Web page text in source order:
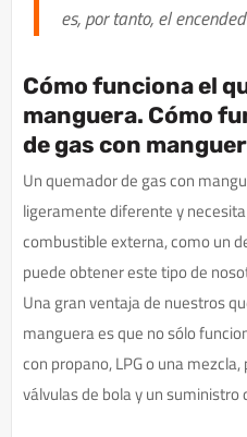
es, por tanto, el
Cómo funciona el
manguera. Cómo
de gas con
Un quemador de gas con
ligeramente diferente y
combustible externa, como un
puede obtener este tipo de
Una gran ventaja de nuestros
manguera es que no sólo
con propano, LPG o una
válvulas de bola y un suministro